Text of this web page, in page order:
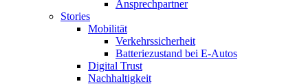
Ansprechpartner
Stories
Mobilität
Verkehrssicherheit
Batteriezustand bei E-Autos
Digital Trust
Nachhaltigkeit